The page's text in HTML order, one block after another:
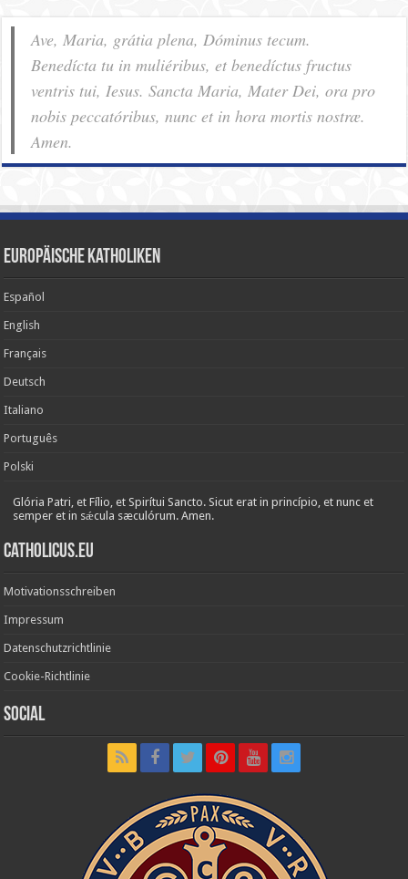
Ave, Maria, grátia plena, Dóminus tecum.
Benedícta tu in muliéribus, et benedíctus fructus
ventris tui, Iesus. Sancta Maria, Mater Dei, ora pro
nobis pec­ca­tóribus, nunc et in hora mortis nostræ.
Amen.
Europäische Katholiken
Español
English
Français
Deutsch
Italiano
Português
Polski
Glória Patri, et Fílio, et Spirítui Sancto. Sicut erat in princípio, et nunc et
semper et in sǽcula sæculórum. Amen.
Catholicus.eu
Motivationsschreiben
Impressum
Datenschutzrichtlinie
Cookie-Richtlinie
Social